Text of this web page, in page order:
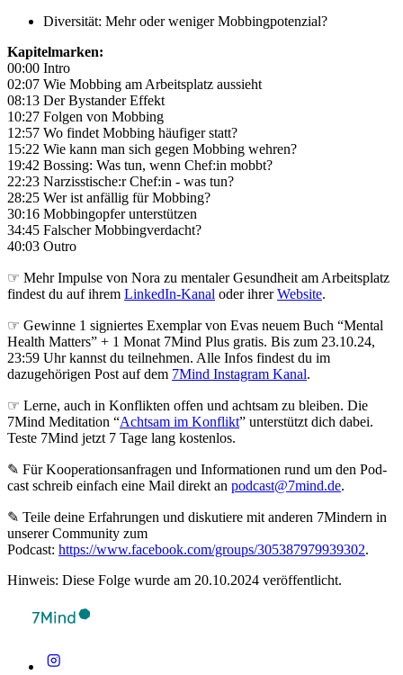
Diversität: Mehr oder weniger Mobbingpotenzial?
Kapitelmarken:
00:00 Intro
02:07 Wie Mobbing am Arbeitsplatz aussieht
08:13 Der Bystander Effekt
10:27 Folgen von Mobbing
12:57 Wo findet Mobbing häufiger statt?
15:22 Wie kann man sich gegen Mobbing wehren?
19:42 Bossing: Was tun, wenn Chef:in mobbt?
22:23 Narzisstische:r Chef:in - was tun?
28:25 Wer ist anfällig für Mobbing?
30:16 Mobbingopfer unterstützen
34:45 Falscher Mobbingverdacht?
40:03 Outro
☞ Mehr Impulse von Nora zu mentaler Gesundheit am Arbeitsplatz
findest du auf ihrem LinkedIn-Kanal oder ihrerWebsite.
☞ Gewinne 1 signiertes Exemplar von Evas neuem Buch “Mental
Health Matters” + 1 Monat 7Mind Plus gratis. Bis zum 23.10.24,
23:59 Uhr kannst du teilnehmen. Alle Infos findest du im
dazugehörigen Post auf dem 7Mind Instagram Kanal.
☞ Lerne, auch in Konflikten offen und achtsam zu bleiben. Die
7Mind Meditation “Achtsam im Konflikt” unterstützt dich dabei.
Teste 7Mind jetzt 7 Tage lang kostenlos.
✎ Für Koope­ra­ti­ons­an­fra­gen und Infor­ma­tio­nen rund um den Pod­
cast schreib ein­fach eine Mail direkt an podcast@7mind.de.
✎ Teile deine Erfahrungen und diskutiere mit anderen 7Mindern in
unserer Community zum
Podcast: https://www.facebook.com/groups/305387979939302.
Hinweis: Diese Folge wurde am 20.10.2024 veröffentlicht.